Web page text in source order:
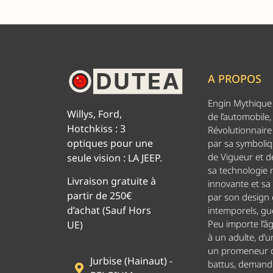
Willys, Ford,
Hotchkiss : 3
optiques pour une
seule vision : LA JEEP.
Livraison gratuite à
partir de 250€
d’achat (Sauf Hors
UE)
Jurbise (Hainaut) -
A PROPOS
Engin
de l’automobile,
par sa
de Vigueur et
sa technologie
innovante et
par son design
intemporels,
Peu importe
à un adulte,
un promeneur
battus,